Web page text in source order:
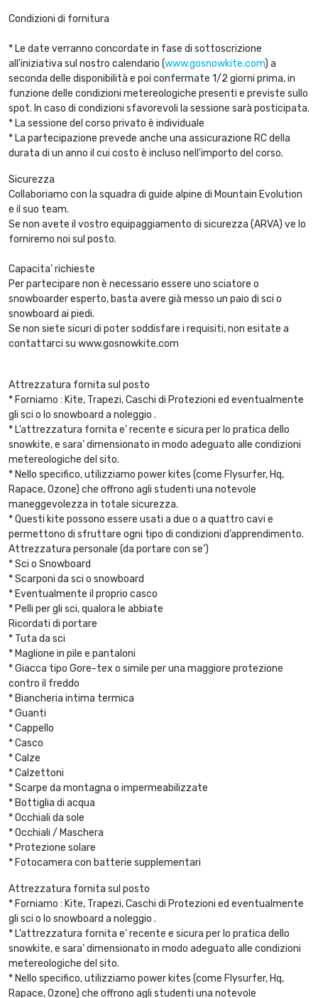
Condizioni di fornitura
* Le date verranno concordate in fase di sottoscrizione
all'iniziativa sul nostro calendario (www.gosnowkite.com) a
seconda delle disponibilità e poi confermate 1/2 giorni prima, in
funzione delle condizioni metereologiche presenti e previste sullo
spot. In caso di condizioni sfavorevoli la sessione sarà posticipata.
* La sessione del corso privato è individuale
* La partecipazione prevede anche una assicurazione RC della
durata di un anno il cui costo è incluso nell'importo del corso.
Sicurezza
Collaboriamo con la squadra di guide alpine di Mountain Evolution
e il suo team.
Se non avete il vostro equipaggiamento di sicurezza (ARVA) ve lo
forniremo noi sul posto.
Capacita’ richieste
Per partecipare non è necessario essere uno sciatore o
snowboarder esperto, basta avere già messo un paio di sci o
snowboard ai piedi.
Se non siete sicuri di poter soddisfare i requisiti, non esitate a
contattarci su www.gosnowkite.com
Attrezzatura fornita sul posto
* Forniamo : Kite, Trapezi, Caschi di Protezioni ed eventualmente
gli sci o lo snowboard a noleggio .
* L’attrezzatura fornita e’ recente e sicura per lo pratica dello
snowkite, e sara’ dimensionato in modo adeguato alle condizioni
metereologiche del sito.
* Nello specifico, utilizziamo power kites (come Flysurfer, Hq,
Rapace, Ozone) che offrono agli studenti una notevole
maneggevolezza in totale sicurezza.
* Questi kite possono essere usati a due o a quattro cavi e
permettono di sfruttare ogni tipo di condizioni d’apprendimento.
Attrezzatura personale (da portare con se’)
* Sci o Snowboard
* Scarponi da sci o snowboard
* Eventualmente il proprio casco
* Pelli per gli sci, qualora le abbiate
Ricordati di portare
* Tuta da sci
* Maglione in pile e pantaloni
* Giacca tipo Gore-tex o simile per una maggiore protezione
contro il freddo
* Biancheria intima termica
* Guanti
* Cappello
* Casco
* Calze
* Calzettoni
* Scarpe da montagna o impermeabilizzate
* Bottiglia di acqua
* Occhiali da sole
* Occhiali / Maschera
* Protezione solare
* Fotocamera con batterie supplementari
Attrezzatura fornita sul posto
* Forniamo : Kite, Trapezi, Caschi di Protezioni ed eventualmente
gli sci o lo snowboard a noleggio .
* L’attrezzatura fornita e’ recente e sicura per lo pratica dello
snowkite, e sara’ dimensionato in modo adeguato alle condizioni
metereologiche del sito.
* Nello specifico, utilizziamo power kites (come Flysurfer, Hq,
Rapace, Ozone) che offrono agli studenti una notevole